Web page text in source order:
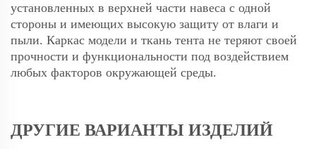
установленных в верхней части навеса с одной
стороны и имеющих высокую защиту от влаги и
пыли. Каркас модели и ткань тента не теряют своей
прочности и функциональности под воздействием
любых факторов окружающей среды.
ДРУГИЕ ВАРИАНТЫ ИЗДЕЛИЙ